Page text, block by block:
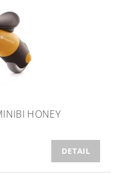
HONEY
DETAIL